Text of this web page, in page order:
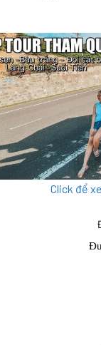
Click để